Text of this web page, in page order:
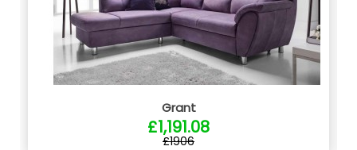
Grant
£1,191.08
£1906